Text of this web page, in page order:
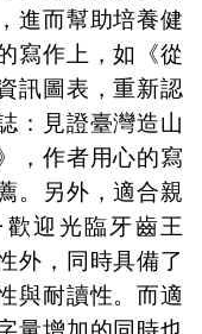
進而幫助培養健
寫作上，如《從
訊圖表，重新認
：見證臺灣造山
，作者用心的寫
。另外，適合親
迎光臨牙齒王
外，同時具備了
與耐讀性。而適